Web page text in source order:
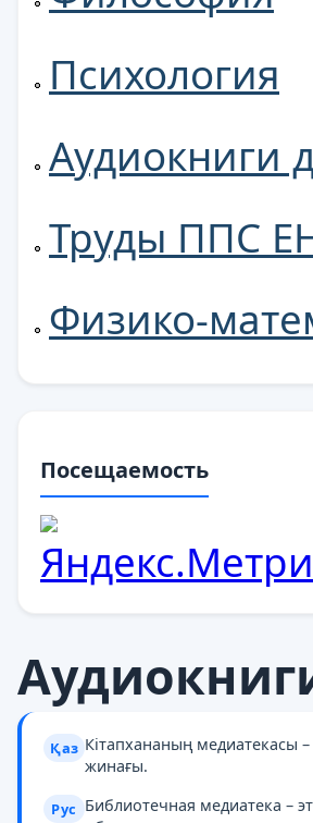
Қаз Кітапхананың медиатекасы
жинағы.
Рус Библиотечная медиатека –
Психология
Аудиокниги
Труды ППС
Физико-
Посещаемость